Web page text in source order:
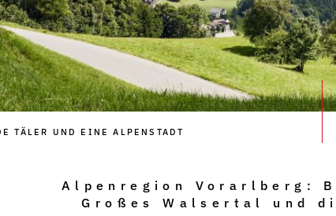
TÄLER UND EINE ALPENSTADT
Alpenregion Vorarlberg:
Großes Walsertal und